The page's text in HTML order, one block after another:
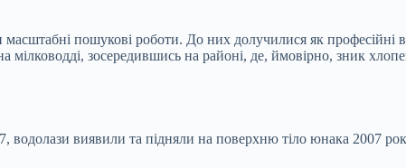
масштабні пошукові роботи. До них долучилися як
мілководді, зосередившись на районі, де, ймовірно, зник
водолази виявили та підняли на поверхню тіло юнака 2007